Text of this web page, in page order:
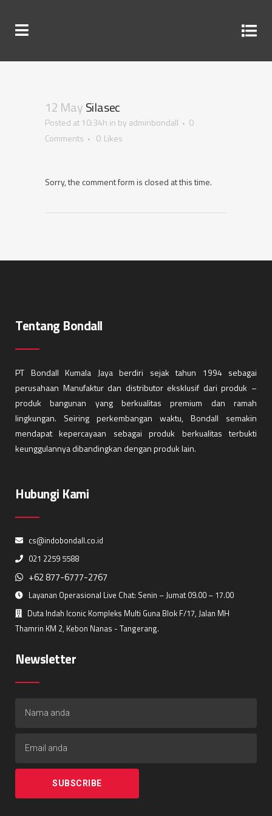
12 MaySilasec
Posted at 10:34h in by adminbondall
0
Comments
0 Likes
Sorry, the comment form is closed at this time.
Tentang Bondall
PT Bondall Kumala Jaya berdiri sejak tahun 1994 sebagai
perusahaan Manufaktur dan distributor eksklusif dari produk –
produk bangunan yang berkualitas premium dan ramah
lingkungan. Seiring perkembangan waktu, Bondall semakin
mendapat kepercayaan sebagai produk berkualitas terbukti
keunggulannya dibandingkan dengan produk lain.
Hubungi Kami
cs@indobondall.co.id
021 2259 5588
+62 877-6777-2767
Layanan Operasional Live Chat: Senin – Jumat 09.00 – 17.00
Duta Indah Iconic Kompleks Multi Guna Blok F/17, Jalan MH
Thamrin KM 2, Kebon Nanas - Tangerang.
Newsletter